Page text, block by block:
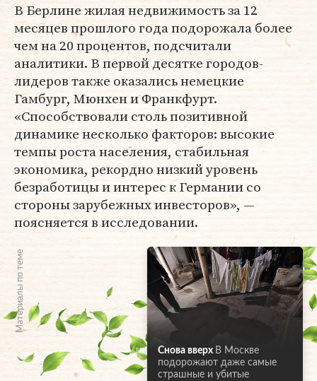
В Берлине жилая недвижимость за 12
месяцев прошлого года подорожала более
чем на 20 процентов, подсчитали
аналитики. В первой десятке городов-
лидеров также оказались немецкие
Гамбург, Мюнхен и Франкфурт.
«Способствовали столь позитивной
динамике несколько факторов: высокие
темпы роста населения, стабильная
экономика, рекордно низкий уровень
безработицы и интерес к Германии со
стороны зарубежных инвесторов», —
поясняется в исследовании.
Материалы по теме
Снова вверх В Москве
подорожают даже самые
страшные и убитые